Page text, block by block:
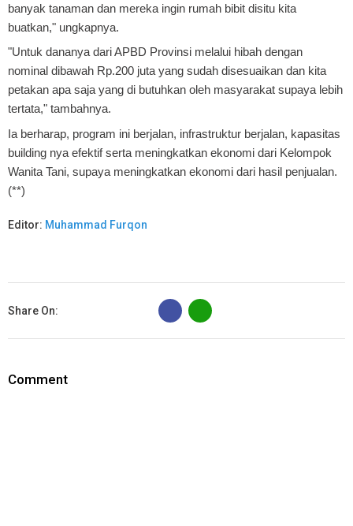
banyak tanaman dan mereka ingin rumah bibit disitu kita
buatkan," ungkapnya.
"Untuk dananya dari APBD Provinsi melalui hibah dengan
nominal dibawah Rp.200 juta yang sudah disesuaikan dan kita
petakan apa saja yang di butuhkan oleh masyarakat supaya lebih
tertata," tambahnya.
Ia berharap, program ini berjalan, infrastruktur berjalan, kapasitas
building nya efektif serta meningkatkan ekonomi dari Kelompok
Wanita Tani, supaya meningkatkan ekonomi dari hasil penjualan.
(**)
Editor: Muhammad Furqon
Share On:
B
Comment